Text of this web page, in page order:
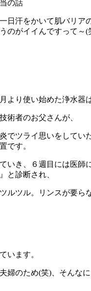
の話
日汗をかいて肌バリア
のがイイんですって～(
より使い始めた浄水器
術者のお父さんが、
でツライ思いをしてい
です。
いき、６週目には医師
と診断され、
ルツル。リンスが要ら
います。
婦のため(笑)、そんな